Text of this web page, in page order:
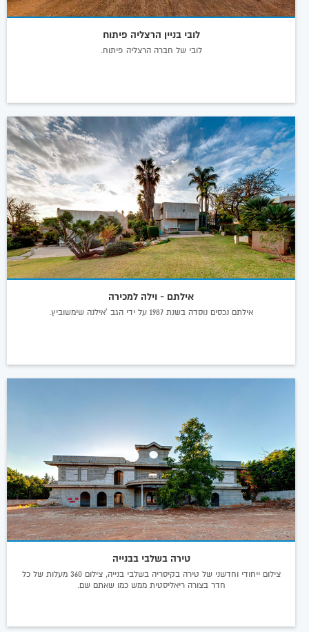
לובי בניין הרצליה פיתוח
לובי של חברה הרצליה פיתוח.
אילתם - וילה למכירה
אילתם נכסים נוסדה בשנת 1987 על ידי הגב 'אילנה שימשוביץ.
טירה בשלבי בבנייה
צילום ייחודי וחדשני של טירה בקיסריה בשלבי בנייה, צילום 360 מעלות של כל
חדר בצורה ריאליסטית ממש כמו שאתם שם.